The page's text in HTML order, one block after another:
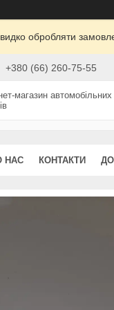
обробляти
+380 (66) 260-75-55
магазин автомобільних
НАС КОНТАКТИ